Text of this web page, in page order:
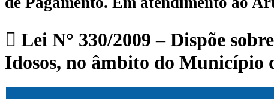
Lei N° 330/2009 – Dispõe
Idosos, no âmbito do Município